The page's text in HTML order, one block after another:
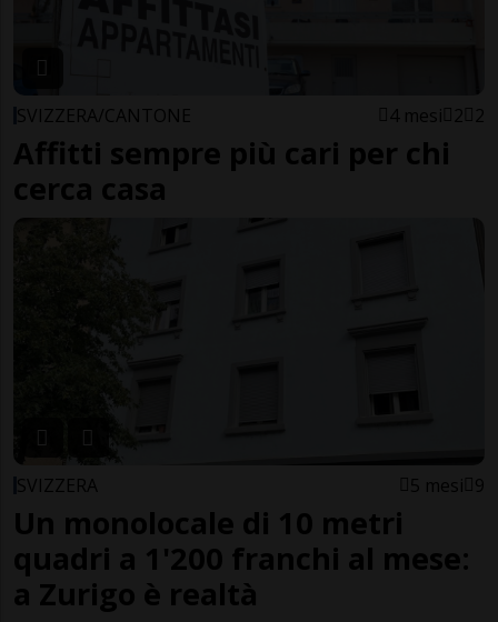
SVIZZERA/CANTONE 4 mesi 2 2
Affitti sempre più cari per chi
cerca casa
SVIZZERA 5 mesi 9
Un monolocale di 10 metri
quadri a 1'200 franchi al mese:
a Zurigo è realtà